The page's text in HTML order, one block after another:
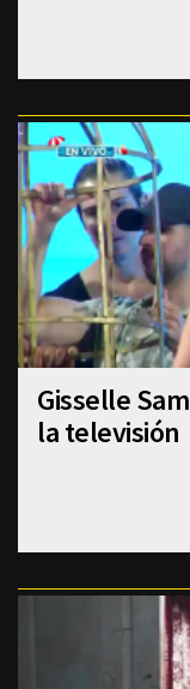
Gisselle
la televisión